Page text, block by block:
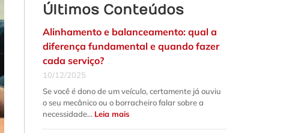
Últimos Conteúdos
Alinhamento e balanceamento: qual a
diferença fundamental e quando fazer
cada serviço?
10/12/2025
Se você é dono de um veículo, certamente já ouviu
o seu mecânico ou o borracheiro falar sobre a
necessidade… Leia mais:
Alinhamento
e